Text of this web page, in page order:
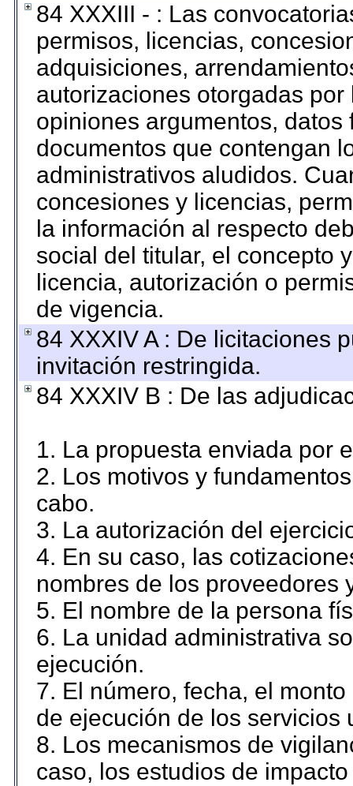
84 XXXIII - : Las
permisos, licencias,
adquisiciones,
autorizaciones otorgadas
opiniones argumentos,
documentos que contengan
administrativos aludidos.
concesiones y licencias,
la información al respecto
social del titular, el concepto
licencia, autorización o
de vigencia.
84 XXXIV A : De licitaciones
invitación restringida.
84 XXXIV B : De las
1. La propuesta enviada por
2. Los motivos y
cabo.
3. La autorización del
4. En su caso, las
nombres de los proveedores
5. El nombre de la persona
6. La unidad administrativa
ejecución.
7. El número, fecha, el
de ejecución de los servicios
8. Los mecanismos de
caso, los estudios de